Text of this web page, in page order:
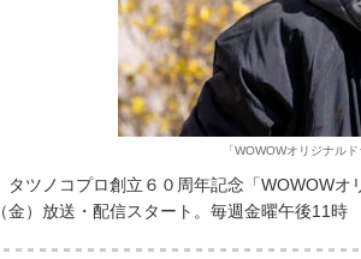
「WOWOWオリジナル
タツノコプロ創立６０周年記念「WOWOWオ
（金）放送・配信スタート。毎週金曜午後11